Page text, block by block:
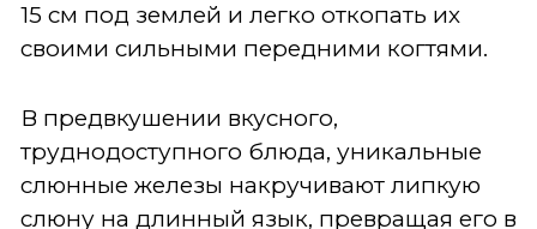
15 см под землей и легко откопать их
своими сильными передними когтями.
В предвкушении вкусного,
труднодоступного блюда, уникальные
слюнные железы накручивают липкую
слюну на длинный язык, превращая его в